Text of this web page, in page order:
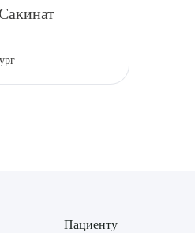
Пациенту